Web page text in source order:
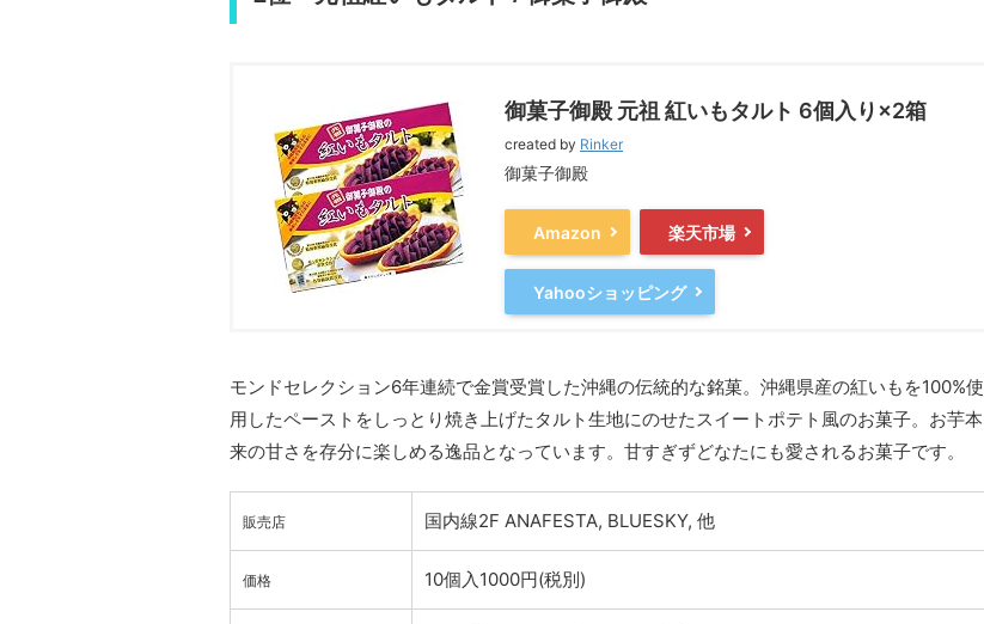
御菓子御殿 元祖 紅いもタルト 6個入り×2箱
created by Rinker
御菓子御殿
Amazon 楽天市場
Yahooショッピング
モンドセレクション6年連続で金賞受賞した沖縄の伝統的な銘菓。沖縄県産の紅いもを100%使
用したペーストをしっとり焼き上げたタルト生地にのせたスイートポテト風のお菓子。お芋本
来の甘さを存分に楽しめる逸品となっています。甘すぎずどなたにも愛されるお菓子です。
販売店 国内線2F ANAFESTA, BLUESKY, 他
価格 10個入1000円(税別)